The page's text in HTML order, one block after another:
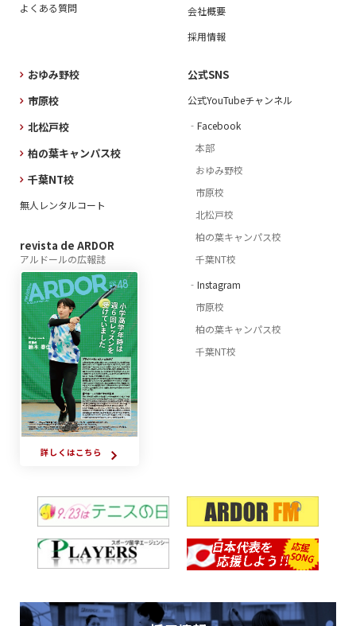
よくある質問
会社概要
採用情報
おゆみ野校
市原校
北松戸校
柏の葉キャンパス校
千葉NT校
無人レンタルコート
revista de ARDOR
アルドールの広報誌
詳しくはこちら
公式SNS
公式YouTubeチャンネル
‐Facebook
本部
おゆみ野校
市原校
北松戸校
柏の葉キャンパス校
千葉NT校
‐Instagram
市原校
柏の葉キャンパス校
千葉NT校